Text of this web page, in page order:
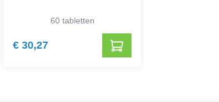
60 tabletten
€ 30,27